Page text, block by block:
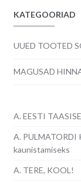
KATEGOORIAD
UUED TOOTED
MAGUSAD
A. EESTI
A. PULMATORDI
kaunistamiseks
A. TERE, KOOL!